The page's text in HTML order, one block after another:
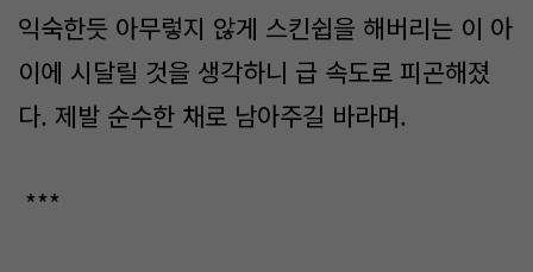
익숙한듯 아무렇지 않게 스킨쉽을 해버리는 이 아
이에 시달릴 것을 생각하니 급 속도로 피곤해졌
다. 제발 순수한 채로 남아주길 바라며.
***